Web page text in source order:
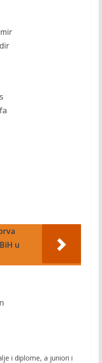
u
i diplome, a juniori i